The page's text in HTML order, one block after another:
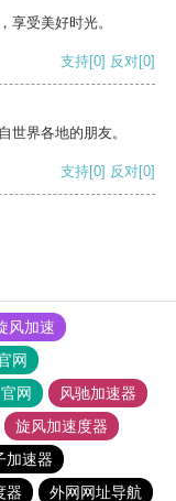
享受美好时光。
支持[0] 反对[0]
世界各地的朋友。
支持[0] 反对[0]
风加速
网
网
风驰加速器
旋风加速度器
加速器
器
外网网址导航